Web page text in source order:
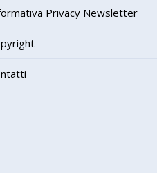
Privacy Newsletter